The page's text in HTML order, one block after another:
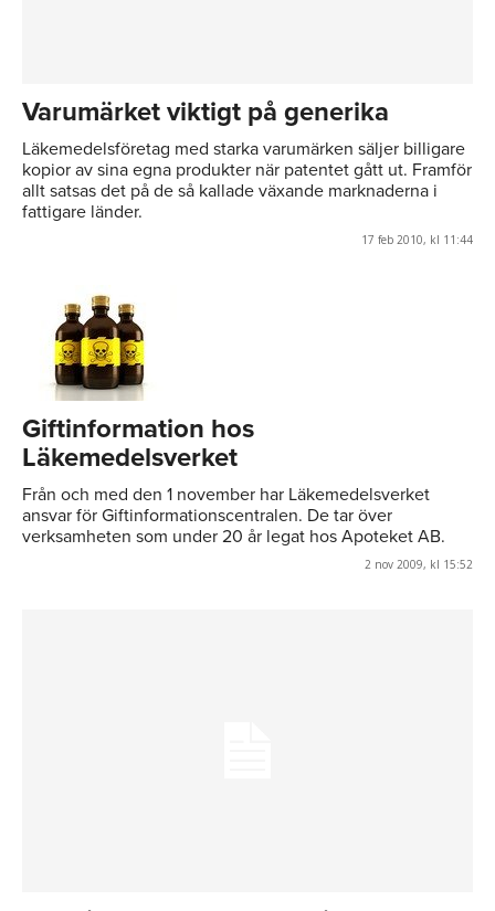
Varumärket viktigt på generika
Läkemedelsföretag med starka varumärken säljer billigare
kopior av sina egna produkter när patentet gått ut. Framför
allt satsas det på de så kallade växande marknaderna i
fattigare länder.
17 feb 2010, kl 11:44
Giftinformation hos
Läkemedelsverket
Från och med den 1 november har Läkemedelsverket
ansvar för Giftinformationscentralen. De tar över
verksamheten som under 20 år legat hos Apoteket AB.
2 nov 2009, kl 15:52